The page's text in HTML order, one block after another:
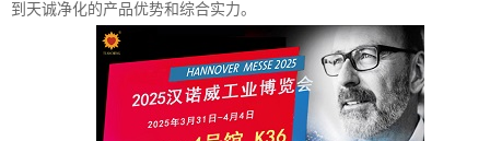
到天诚净化的产品优势和综合实力。